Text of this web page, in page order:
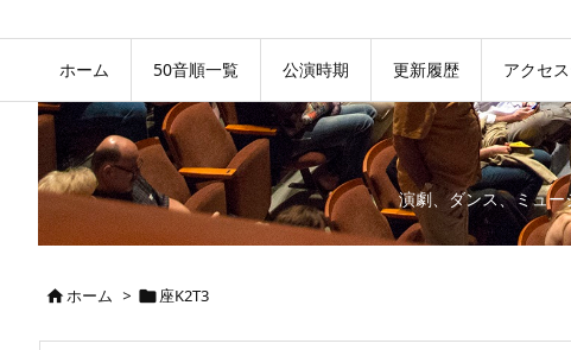
ホーム 50音順一覧 公演時期 更新履歴 アクセ
演劇、ダンス、ミュ
ホーム > 座K2T3